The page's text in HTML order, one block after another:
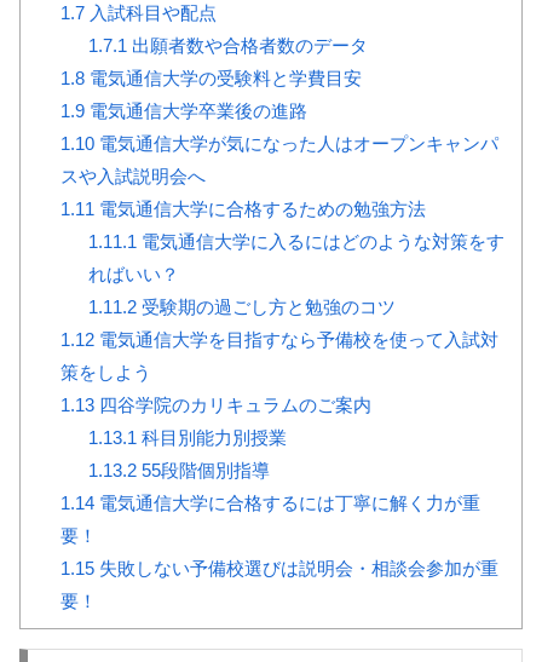
1.7入試科目や配点
1.7.1 出願者数や合格者数のデータ
1.8電気通信大学の受験料と学費目安
1.9電気通信大学卒業後の進路
1.10電気通信大学が気になった人はオープンキャンパ
スや入試説明会へ
1.11 電気通信大学に合格するための勉強方法
1.11.1 電気通信大学に入るにはどのような対策をす
ればいい？
1.11.2受験期の過ごし方と勉強のコツ
1.12電気通信大学を目指すなら予備校を使って入試対
策をしよう
1.13四谷学院のカリキュラムのご案内
1.13.1 科目別能力別授業
1.13.255段階個別指導
1.14電気通信大学に合格するには丁寧に解く力が重
要！
1.15失敗しない予備校選びは説明会・相談会参加が重
要！